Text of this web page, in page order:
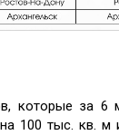
которые за 6
100 тыс. кв. м